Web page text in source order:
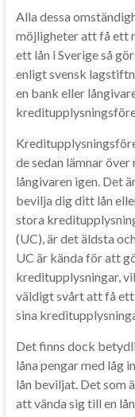
Alla dessa
möjligheter att få ett
ett lån i Sverige så
enligt svensk
en bank eller
de sedan lämnar
långivaren igen. Det
bevilja dig ditt lån
stora
(UC), är det äldsta
UC är kända för att
kreditupplysningar,
väldigt svårt att få ett
sina
Det finns dock
låna pengar med låg
lån beviljat. Det som
att vända sig till en